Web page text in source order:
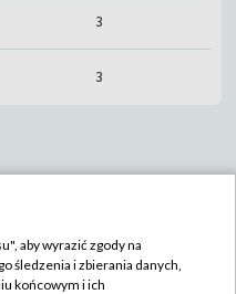
3
3
aby wyrazić zgody na
śledzenia i zbierania danych,
końcowym i ich